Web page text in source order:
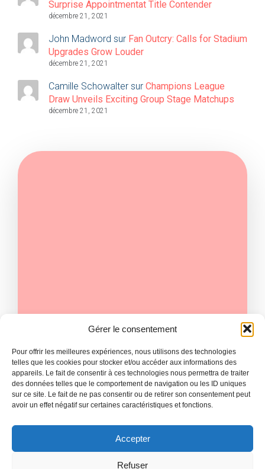
Gérer le consentement
Pour offrir les meilleures expériences, nous utilisons des technologies
telles que les cookies pour stocker et/ou accéder aux informations des
appareils. Le fait de consentir à ces technologies nous permettra de traiter
des données telles que le comportement de navigation ou les ID uniques
sur ce site. Le fait de ne pas consentir ou de retirer son consentement peut
avoir un effet négatif sur certaines caractéristiques et fonctions.
Accepter
Refuser
Surprise Appointmentat Title Contender
décembre 21, 2021
John Madword sur Fan Outcry: Calls for Stadium
Upgrades Grow Louder
décembre 21, 2021
Camille Schowalter sur Champions League
Draw Unveils Exciting Group Stage Matchups
décembre 21, 2021
AOÛT 5
Injury Woes Continue for Star
Striker Ahead of Crucial Match
National league football stadiums serve as